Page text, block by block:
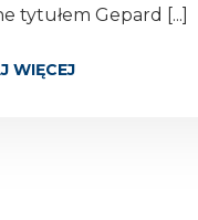
tytułem Gepard [...]
WIĘCEJ